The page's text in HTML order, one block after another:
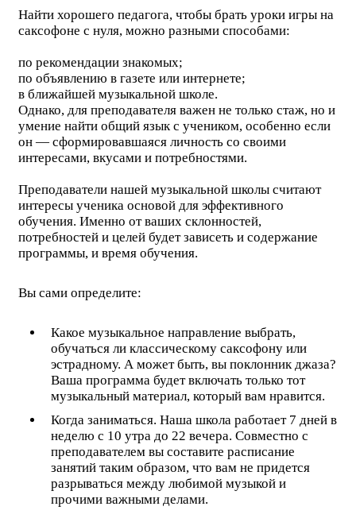
Найти хорошего педагога, чтобы брать уроки игры на
саксофоне с нуля, можно разными способами:
по рекомендации знакомых;
по объявлению в газете или интернете;
в ближайшей музыкальной школе.
Однако, для преподавателя важен не только стаж, но и
умение найти общий язык с учеником, особенно если
он — сформировавшаяся личность со своими
интересами, вкусами и потребностями.
Преподаватели нашей музыкальной школы считают
интересы ученика основой для эффективного
обучения. Именно от ваших склонностей,
потребностей и целей будет зависеть и содержание
программы, и время обучения.
Вы сами определите:
Какое музыкальное направление выбрать,
обучаться ли классическому саксофону или
эстрадному. А может быть, вы поклонник джаза?
Ваша программа будет включать только тот
музыкальный материал, который вам нравится.
Когда заниматься. Наша школа работает 7 дней в
неделю с 10 утра до 22 вечера. Совместно с
преподавателем вы составите расписание
занятий таким образом, что вам не придется
разрываться между любимой музыкой и
прочими важными делами.